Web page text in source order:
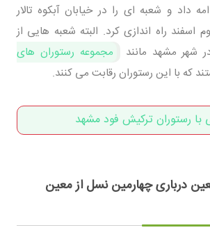
داد و شعبه ای را در خیابان آبکوه تالار
اسفند راه اندازی کرد. البته شعبه هایی از
شهر مشهد مانند
مجموعه رستوران های
که با این رستوران رقابت می کنند.
با رستوران ترکیش فود مشهد
درباری چهارمین نسل از معین